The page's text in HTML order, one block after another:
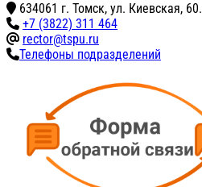
634061 г. Томск, ул. Киевская, 60.
+7 (3822) 311 464
rector@tspu.ru
Телефоны подразделений